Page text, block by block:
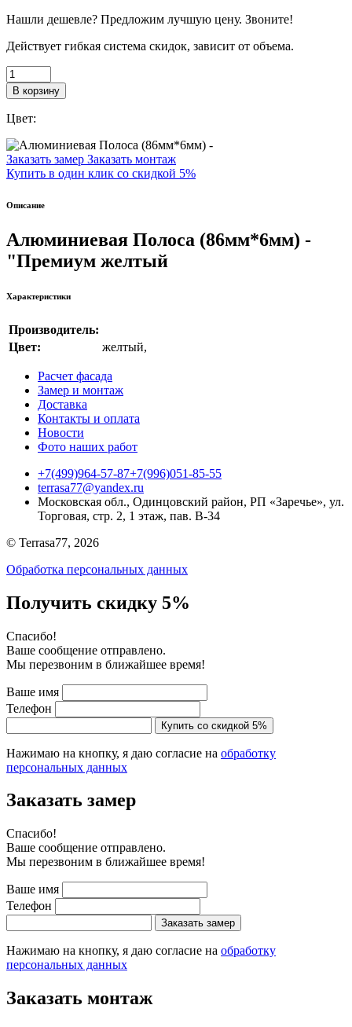
Нашли дешевле? Предложим лучшую цену. Звоните!
Действует гибкая система скидок, зависит от объема.
В корзину
Цвет:
Заказать замер Заказать монтаж
Купить в один клик со скидкой 5%
Описание
Алюминиевая Полоса (86мм*6мм) -
"Премиум желтый
Характеристики
Производитель:
Цвет:
желтый,
Расчет фасада
Замер и монтаж
Доставка
Контакты и оплата
Новости
Фото наших работ
+7(499)964-57-87+7(996)051-85-55
terrasa77@yandex.ru
Московская обл., Одинцовский район, РП «Заречье», ул.
Торговая, стр. 2, 1 этаж, пав. B-34
© Terrasa77, 2026
Обработка персональных данных
Получить скидку 5%
Cпасибо!
Ваше сообщение отправлено.
Мы перезвоним в ближайшее время!
Ваше имя
Телефон
Купить со скидкой 5%
Нажимаю на кнопку, я даю согласие на обработку
персональных данных
Заказать замер
Cпасибо!
Ваше сообщение отправлено.
Мы перезвоним в ближайшее время!
Ваше имя
Телефон
Заказать замер
Нажимаю на кнопку, я даю согласие на обработку
персональных данных
Заказать монтаж